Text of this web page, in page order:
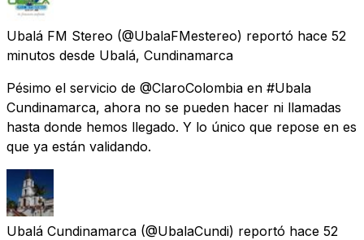
Ubalá FM Stereo (@UbalaFMestereo) reportó hace 52
minutos desde Ubalá, Cundinamarca
Pésimo el servicio de @ClaroColombia en #Ubala
Cundinamarca, ahora no se pueden hacer ni llamadas
hasta donde hemos llegado. Y lo único que repose en es
que ya están validando.
Ubalá Cundinamarca (@UbalaCundi) reportó hace 52